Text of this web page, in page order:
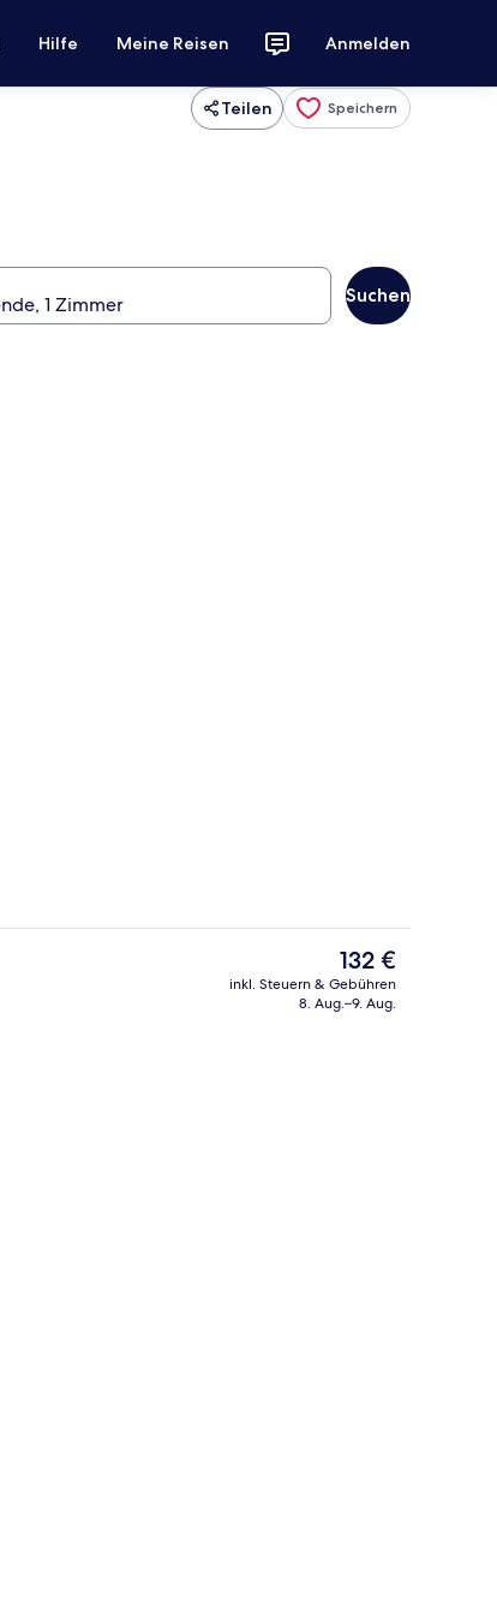
Hilfe Meine Reisen Anmelden
Teilen Speichern
Suchen
Suite | Minibar, Schreibtisch,
Der
aktuelle
Preis
132 €
inkl. Steuern & Gebühren
8. Aug.–9. Aug.